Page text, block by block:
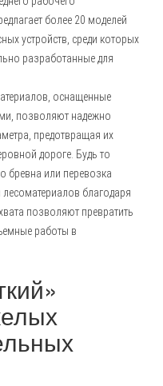
более 20 моделей
устройств, среди которых
разработанные для
оснащенные
позволяют надежно
предотвращая их
дороге. Будь то
бревна или перевозка
благодаря
позволяют превратить
работы в